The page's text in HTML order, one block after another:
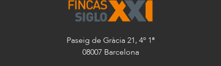
Paseig de Gràcia 21, 4º 1ª
08007 Barcelona